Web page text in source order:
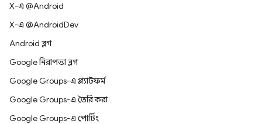
X-এ @Android
X-এ @AndroidDev
Android ব্লগ
Google নিরাপত্তা ব্লগ
Google Groups-এ প্ল্যাটফর্ম
Google Groups-এ তৈরি করা
Google Groups-এ পোর্টিং